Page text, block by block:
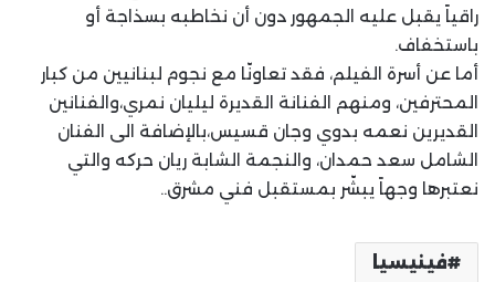
راقياً يقبل عليه الجمهور دون أن نخاطبه بسذاجة أو
باستخفاف.
أما عن أسرة الفيلم، فقد تعاونّا مع نجوم لبنانيين من كبار
المحترفين، ومنهم الفنانة القديرة ليليان نمري،والفنانين
القديرين نعمه بدوي وجان قسيس،بالإضافة الى الفنان
الشامل سعد حمدان، والنجمة الشابة ريان حركه والتي
نعتبرها وجهاً يبشّر بمستقبل فني مشرق..
فينيسيا